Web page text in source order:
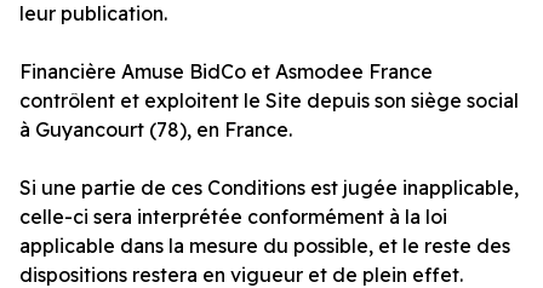
leur publication.
Financière Amuse BidCo et Asmodee France
contrôlent et exploitent le Site depuis son siège social
à Guyancourt (78), en France.
Si une partie de ces Conditions est jugée inapplicable,
celle-ci sera interprétée conformément à la loi
applicable dans la mesure du possible, et le reste des
dispositions restera en vigueur et de plein effet.